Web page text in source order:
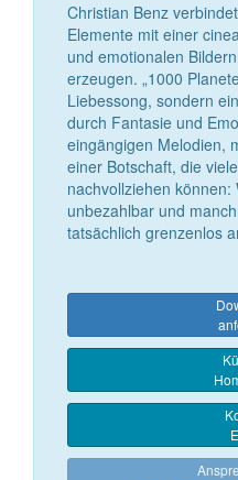
Christian Benz
Elemente mit einer
und emotionalen
erzeugen. „1000
Liebessong, sondern
durch Fantasie und
eingängigen Melodien,
einer Botschaft, die
nachvollziehen können:
unbezahlbar und
tatsächlich grenzenlos